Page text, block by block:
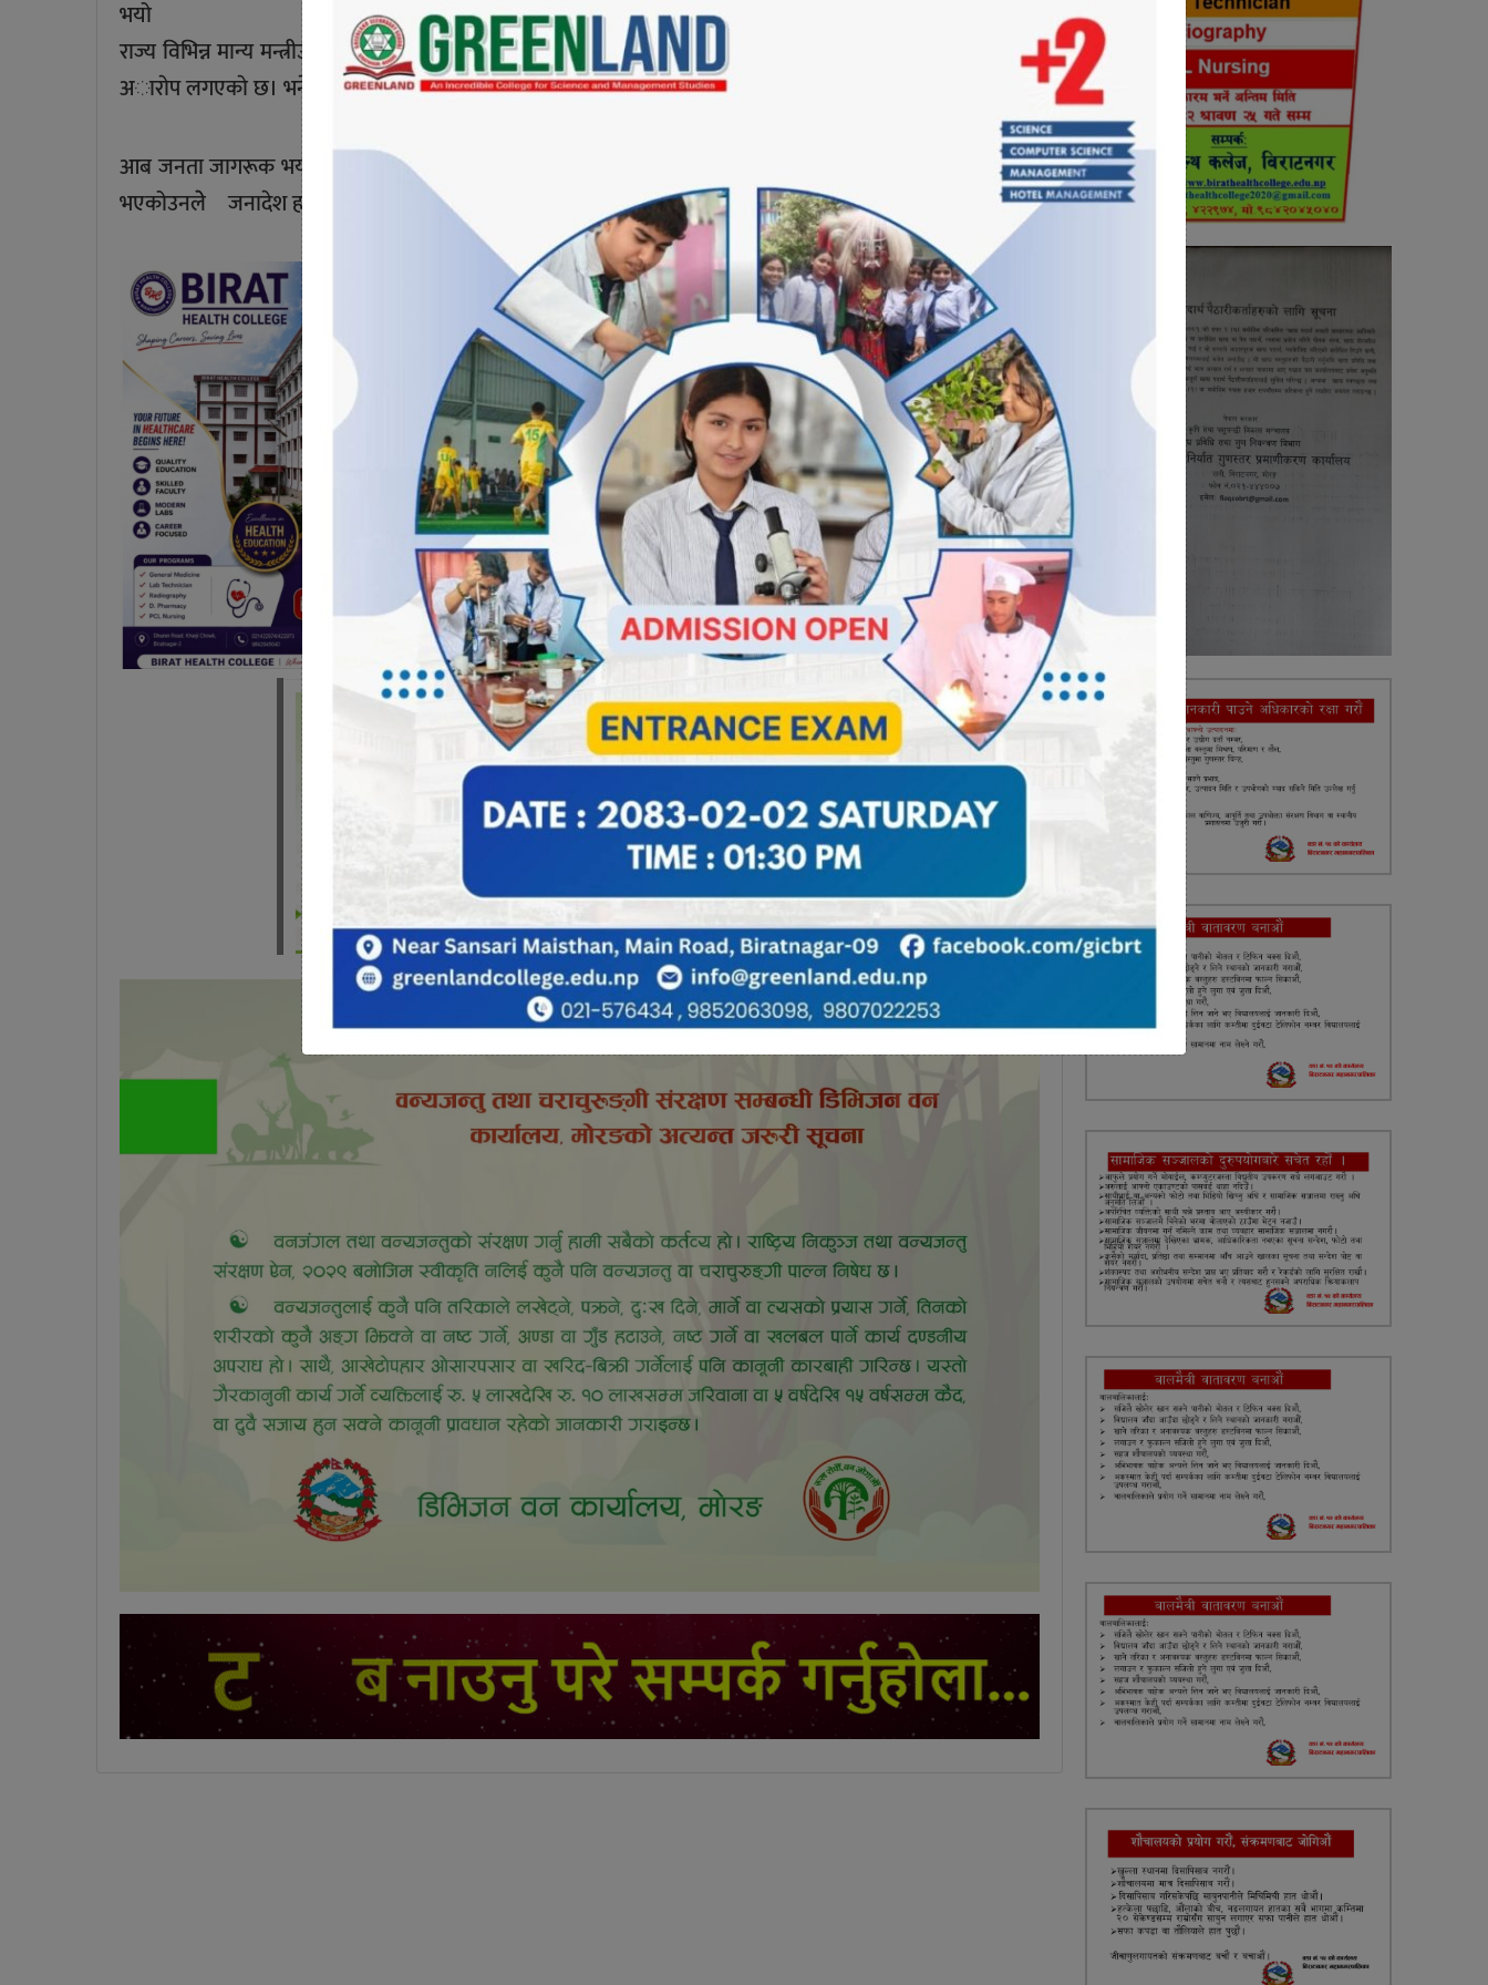
भयो
राज्य विभिन्न मान्य मन्त्रीउपप्रधानमन्त्री सम्म भएपनि क्षेत्रको अवस्थामा समस्यहरु तथा पुर्वाधार सुधार हुन सकेको छैन् उनले
अाराेप लगएकाे छ। भने उनले सबै समस्य समाधान प्रतिबधता जनाएकाे छ।
आब जनता जागरूक भयकोले यो चुनावमापुर्ण तयारीको साथ मुख्तोड जवाफ आमनागरिकले दिनेकुरामा आफू बिस्वस्नियता
भएकोउनलेे जनादेश हाम्रो तर्फ रहेकोले जति चलखेल गरेपछि सत्यतथा प जन्ताको जितहुनेछ !उनले वताई